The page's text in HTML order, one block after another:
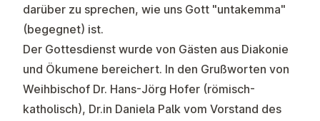
darüber zu sprechen, wie uns Gott "untakemma"
(begegnet) ist.
Der Gottesdienst wurde von Gästen aus Diakonie
und Ökumene bereichert. In den Grußworten von
Weihbischof Dr. Hans-Jörg Hofer (römisch-
katholisch), Dr.in Daniela Palk vom Vorstand des